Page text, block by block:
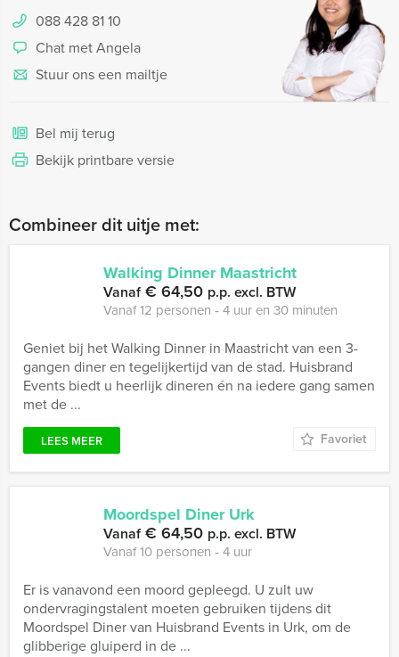
088 428 81 10
Chat met Angela
Stuur ons een mailtje
Bel mij terug
Bekijk printbare versie
Combineer dit uitje met:
Walking Dinner Maastricht
Vanaf€ 64,50 p.p. excl. BTW
Vanaf 12 personen ‐ 4 uur en 30 minuten
Geniet bij het Walking Dinner in Maastricht van een 3-
gangen diner en tegelijkertijd van de stad. Huisbrand
Events biedt u heerlijk dineren én na iedere gang samen
met de ...
LEES MEER Favoriet
Moordspel Diner Urk
Vanaf€ 64,50 p.p. excl. BTW
Vanaf 10 personen ‐ 4 uur
Er is vanavond een moord gepleegd. U zult uw
ondervragingstalent moeten gebruiken tijdens dit
Moordspel Diner van Huisbrand Events in Urk, om de
glibberige gluiperd in de ...